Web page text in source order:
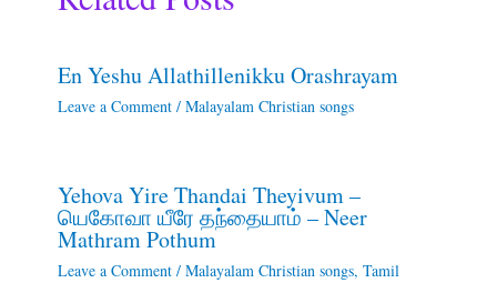
En Yeshu Allathillenikku Orashrayam
Leave a Comment / Malayalam Christian songs
Yehova Yire Thandai Theyivum –
யெகோவா யீரே தந்தையாம் – Neer
Mathram Pothum
Leave a Comment / Malayalam Christian songs, Tamil